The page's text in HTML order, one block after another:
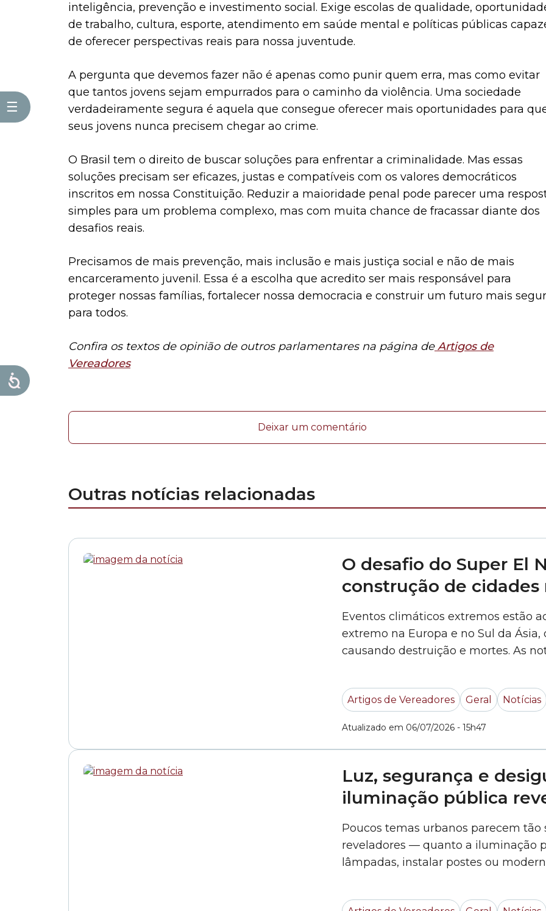
☰
inteligência, prevenção e investimento social. Exige escolas de qualidade,
de trabalho, cultura, esporte, atendimento em saúde mental e políticas públicas
de oferecer perspectivas reais para nossa juventude.
A pergunta que devemos fazer não é apenas como punir quem erra, mas como evitar
que tantos jovens sejam empurrados para o caminho da violência. Uma sociedade
verdadeiramente segura é aquela que consegue oferecer mais oportunidades para
seus jovens nunca precisem chegar ao crime.
O Brasil tem o direito de buscar soluções para enfrentar a criminalidade. Mas essas
soluções precisam ser eficazes, justas e compatíveis com os valores democráticos
inscritos em nossa Constituição. Reduzir a maioridade penal pode parecer uma
simples para um problema complexo, mas com muita chance de fracassar diante dos
desafios reais.
Precisamos de mais prevenção, mais inclusão e mais justiça social e não de mais
encarceramento juvenil. Essa é a escolha que acredito ser mais responsável para
proteger nossas famílias, fortalecer nossa democracia e construir um futuro mais
para todos.
Confira os textos de opinião de outros parlamentares na página de Artigos de
Vereadores
Deixar um comentário
Outras notícias relacionadas
O desafio do Super El
construção de cidades
Eventos climáticos extremos estão
extremo na Europa e no Sul da
causando destruição e mortes. As
Artigos de Vereadores Geral Notícias
Atualizado em 06/07/2026 - 15h47
Luz, segurança e
iluminação pública
Poucos temas urbanos parecem
reveladores — quanto a iluminação
lâmpadas, instalar postes ou